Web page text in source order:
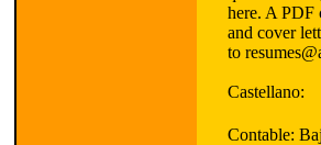
here. A PDF
and cover
to
Castellano:
Contable: